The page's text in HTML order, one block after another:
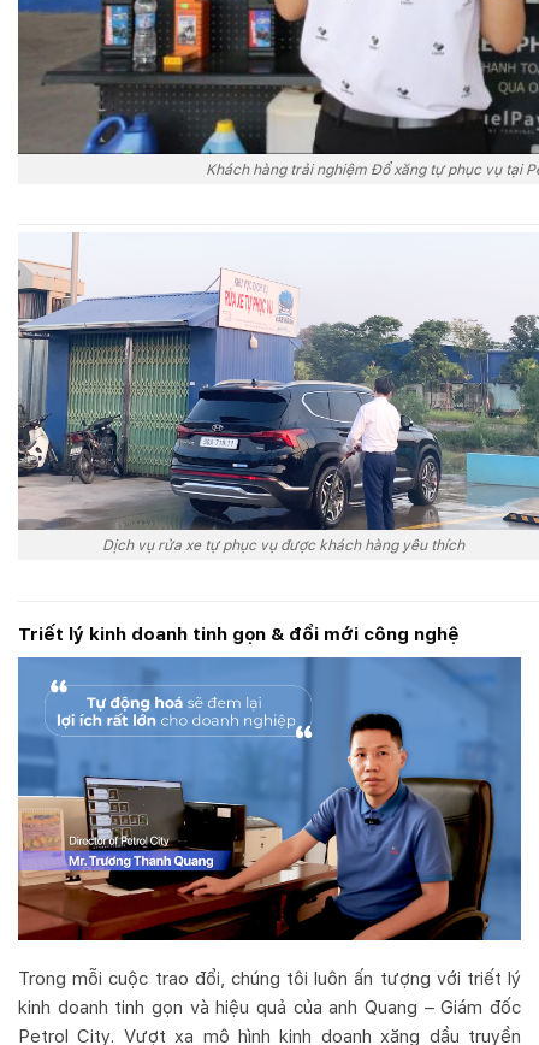
Khách hàng trải nghiệm Đổ xăng tự phục vụ tại
Dịch vụ rửa xe tự phục vụ được khách hàng yêu thích
Triết lý kinh doanh tinh gọn & đổi mới công nghệ
Trong mỗi cuộc trao đổi, chúng tôi luôn ấn tượng với triết lý
kinh doanh tinh gọn và hiệu quả của anh Quang – Giám đốc
Petrol City. Vượt xa mô hình kinh doanh xăng dầu truyền